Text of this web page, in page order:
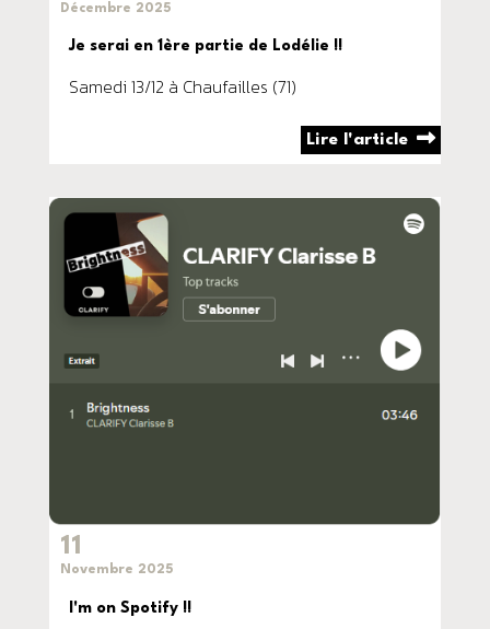
Décembre 2025
Je serai en 1ère partie de Lodélie !!
Samedi 13/12 à Chaufailles (71)
Lire l'article
11
Novembre 2025
I'm on Spotify !!